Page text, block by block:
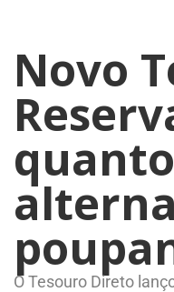
Novo
O Tesouro Direto